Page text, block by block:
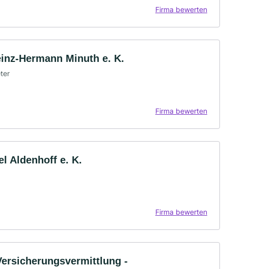
Firma bewerten
Hermann Minuth e. K.
Firma bewerten
Aldenhoff e. K.
Firma bewerten
-